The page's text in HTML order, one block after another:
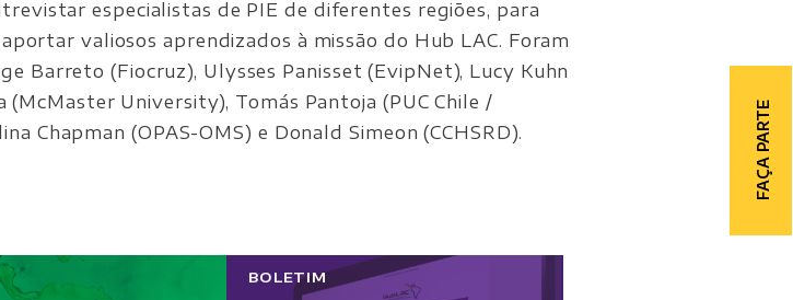
FAÇA PARTE
especialistas de PIE de diferentes regiões, para
valiosos aprendizados à missão do Hub LAC. Foram
Barreto (Fiocruz), Ulysses Panisset (EvipNet), Lucy Kuhn
(McMaster University), Tomás Pantoja (PUC Chile /
Chapman (OPAS-OMS) e Donald Simeon (CCHSRD).
BOLETIM